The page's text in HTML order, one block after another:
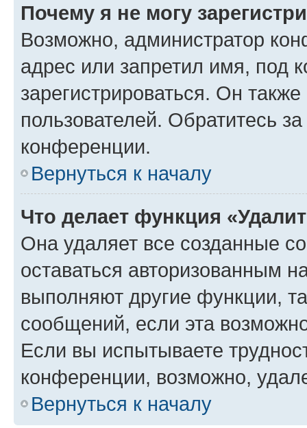
Почему я не могу
Возможно, администратор
адрес или запретил имя, под
зарегистрироваться. Он
пользователей. Обратитесь
конференции.
Вернуться к началу
Что делает функция
Она удаляет все созданные
оставаться авторизованным
выполняют другие функции,
сообщений, если эта
Если вы испытываете
конференции, возможно,
Вернуться к началу